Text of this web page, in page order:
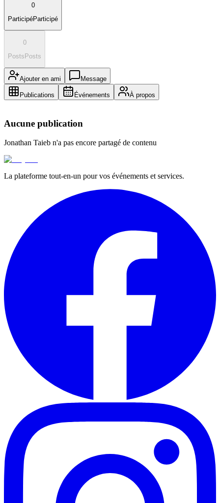
0
ParticipéParticipé
0
Posts Posts
Ajouter en ami Message
Publications Événements À propos
Aucune publication
Jonathan Taieb n'a pas encore partagé de contenu
La plateforme tout-en-un pour vos événements et services.